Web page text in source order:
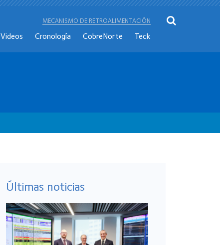
MECANISMO DE RETROALIMENTACIÓN
Videos Cronología CobreNorte Teck
Últimas noticias